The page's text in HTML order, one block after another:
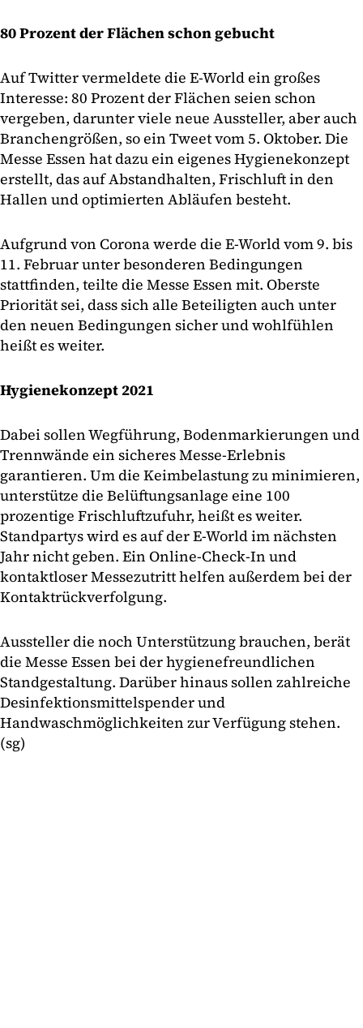
80 Prozent der Flächen schon gebucht
Auf Twitter vermeldete die E-World ein großes
Interesse: 80 Prozent der Flächen seien schon
vergeben, darunter viele neue Aussteller, aber auch
Branchengrößen, so ein Tweet vom 5. Oktober. Die
Messe Essen hat dazu ein eigenes Hygienekonzept
erstellt, das auf Abstandhalten, Frischluft in den
Hallen und optimierten Abläufen besteht.
Aufgrund von Corona werde die E-World vom 9. bis
11. Februar unter besonderen Bedingungen
stattfinden, teilte die Messe Essen mit. Oberste
Priorität sei, dass sich alle Beteiligten auch unter
den neuen Bedingungen sicher und wohlfühlen
heißt es weiter.
Hygienekonzept 2021
Dabei sollen Wegführung, Bodenmarkierungen und
Trennwände ein sicheres Messe-Erlebnis
garantieren. Um die Keimbelastung zu minimieren,
unterstütze die Belüftungsanlage eine 100
prozentige Frischluftzufuhr, heißt es weiter.
Standpartys wird es auf der E-World im nächsten
Jahr nicht geben. Ein Online-Check-In und
kontaktloser Messezutritt helfen außerdem bei der
Kontaktrückverfolgung.
Aussteller die noch Unterstützung brauchen, berät
die Messe Essen bei der hygienefreundlichen
Standgestaltung. Darüber hinaus sollen zahlreiche
Desinfektionsmittelspender und
Handwaschmöglichkeiten zur Verfügung stehen.
(sg)